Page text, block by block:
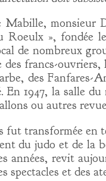
monsieur
Roeulx », fondée
de nombreux
francs-ouvriers,
des Fanfares-
1947, la salle
ou autres
fut transformée en
du judo et de la
années, revit
spectacles et des